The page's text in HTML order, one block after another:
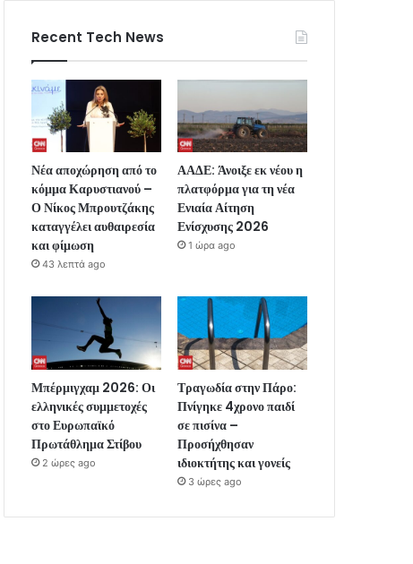
Recent Tech News
Νέα αποχώρηση από το
κόμμα Καρυστιανού –
Ο Νίκος Μπρουτζάκης
καταγγέλει αυθαιρεσία
και φίμωση
43 λεπτά ago
ΑΑΔΕ: Άνοιξε εκ νέου η
πλατφόρμα για τη νέα
Ενιαία Αίτηση
Ενίσχυσης 2026
1 ώρα ago
Μπέρμιγχαμ 2026: Οι
ελληνικές συμμετοχές
στο Ευρωπαϊκό
Πρωτάθλημα Στίβου
2 ώρες ago
Τραγωδία στην Πάρο:
Πνίγηκε 4χρονο παιδί
σε πισίνα –
Προσήχθησαν
ιδιοκτήτης και γονείς
3 ώρες ago